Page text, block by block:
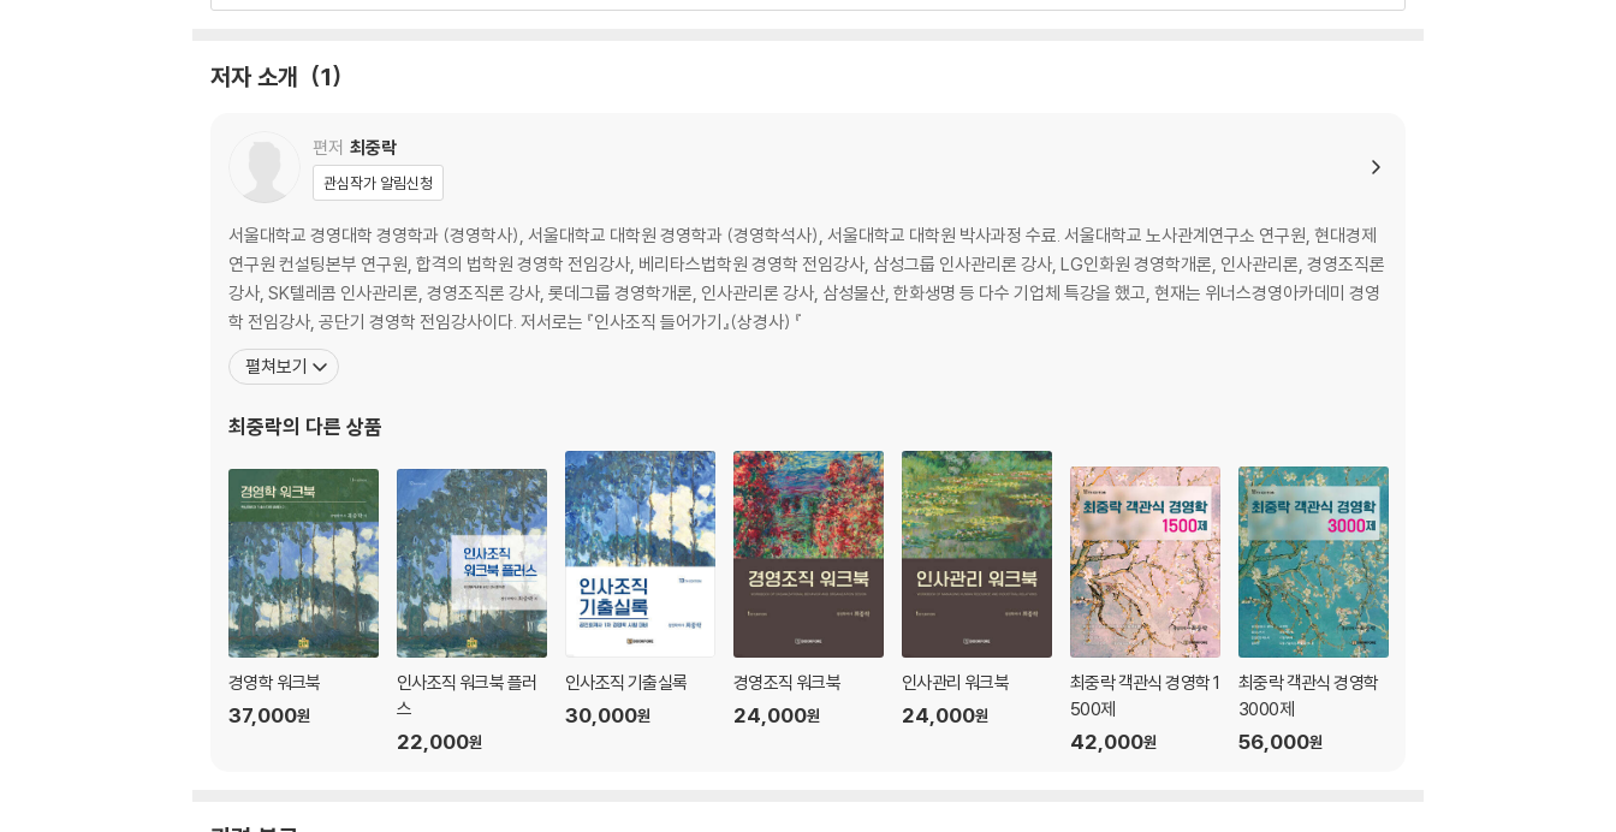
저자 소개 1
편저 최중락
관심작가 알림신청
서울대학교 경영대학 경영학과 (경영학사), 서울대학교 대학원 경영학과 (경영학석사), 서울대학교 대학원 박사과정 수료. 서울대학교 노사관계연구소 연구원, 현대경제
연구원 컨설팅본부 연구원, 합격의 법학원 경영학 전임강사, 베리타스법학원 경영학 전임강사, 삼성그룹 인사관리론 강사, LG인화원 경영학개론, 인사관리론, 경영조직론
강사, SK텔레콤 인사관리론, 경영조직론 강사, 롯데그룹 경영학개론, 인사관리론 강사, 삼성물산, 한화생명 등 다수 기업체 특강을 했고, 현재는 위너스경영아카데미 경영
학 전임강사, 공단기 경영학 전임강사이다. 저서로는 『인사조직 들어가기』(상경사) 『
펼쳐보기
최중락의 다른 상품
경영학 워크북
37,000원
인사조직 워크북 플러
스
22,000원
인사조직 기출실록
30,000원
경영조직 워크북
24,000원
인사관리 워크북
24,000원
최중락 객관식 경영학 1
500제
42,000원
최중락 객관식 경영학
3000제
56,000원